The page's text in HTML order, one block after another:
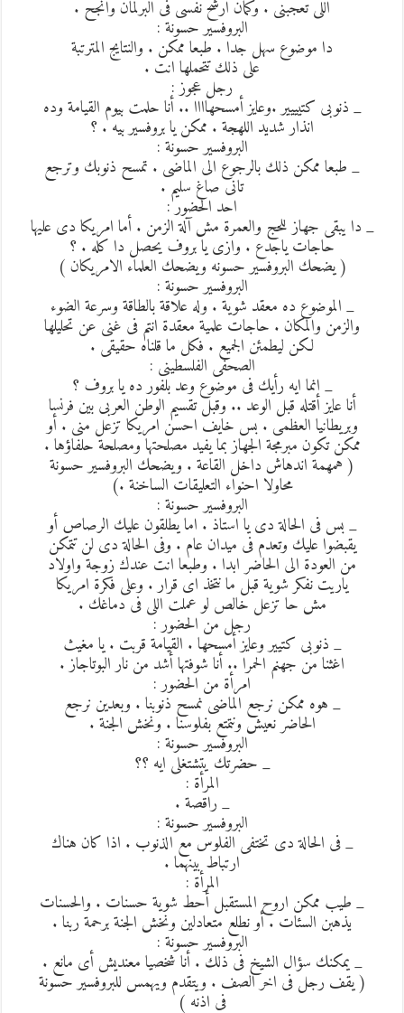
اللى تعجبنى . وكمان ارشح نفسى فى البرلمان وانجح .
البروفسير حسونة :
دا موضوع سهل جدا . طبعا ممكن . والنتايج المترتبة
على ذلك تتحملها انت .
رجل عجوز :
_ ذنوبى كتيييير .وعايز أمسحهاااا .. أنا حلمت بيوم القيامة وده
انذار شديد اللهجة . ممكن يا بروفسير بيه . ؟
البروفسير حسونة :
_ طبعا ممكن ذلك بالرجوع الى الماضى . تمسح ذنوبك وترجع
تانى صاغ سليم .
احد الحضور :
_ دا يبقى جهاز للحج والعمرة مش آلة الزمن . أما امريكا دى عليها
حاجات ياجدع . وازى يا بروف يحصل دا كله . ؟
( يضحك البروفسير حسونه ويضحك العلماء الامريكان )
البروفسير حسونة :
_ الموضوع ده معقد شوية . وله علاقة بالطاقة وسرعة الضوء
والزمن والمكان . حاجات علمية معقدة انتم فى غنى عن تحليلها
لكن ليطمئن الجميع . فكل ما قلناه حقيقى .
الصحفى الفلسطينى :
_ انما ايه رأيك فى موضوع وعد بلفور ده يا بروف ؟
أنا عايز أقتله قبل الوعد .. وقبل تقسيم الوطن العربى بين فرنسا
وبريطانيا العظمى . بس خايف احسن امريكا تزعل منى . أو
ممكن تكون مبرمجة الجهاز بما يفيد مصلحتها ومصلحة حلفاؤها .
( همهمة اندهاش داخل القاعة . ويضحك البروفسير حسونة
محاولا احنواء التعليقات الساخنة .)
البروفسير حسونة :
_ بس فى الحالة دى يا استاذ . اما يطلقون عليك الرصاص أو
يقبضوا عليك وتعدم فى ميدان عام . وفى الحالة دى لن تتمكن
من العودة الى الحاضر ابدا . وطبعا انت عندك زوجة واولاد
ياريت نفكر شوية قبل ما نتخذ اى قرار . وعلى فكرة امريكا
مش حا تزعل خالص لو عملت اللى فى دماغك .
رجل من الحضور :
_ ذنوبى كتيير وعايز أمسحها . القيامة قربت . يا مغيث
اغثنا من جهنم الحمرا .. أنا شوفتها أشد من نار البوتاجاز .
امرأة من الحضور :
_ هوه ممكن نرجع الماضى نمسح ذنوبنا . وبعدين نرجع
الحاضر نعيش ونتمتع بفلوسنا . ونخش الجنة .
البروفسير حسونة :
_ حضرتك يتشتغلى ايه ؟؟
المرأة :
_ راقصة .
البروفسير حسونة :
_ فى الحالة دى تختفى الفلوس مع الذنوب . اذا كان هناك
ارتباط بينهما .
المرأة :
_ طيب ممكن اروح المستقبل أحط شوية حسنات . والحسنات
يذهبن السئات . أو نطلع متعادلين ونخش الجنة برحمة ربنا .
البروفسير حسونة :
_ يمكنك سؤال الشيخ فى ذلك . أنا شخصيا معنديش أى مانع .
( يقف رجل فى اخر الصف . ويتقدم ويهمس للبروفسير حسونة
فى اذنه )